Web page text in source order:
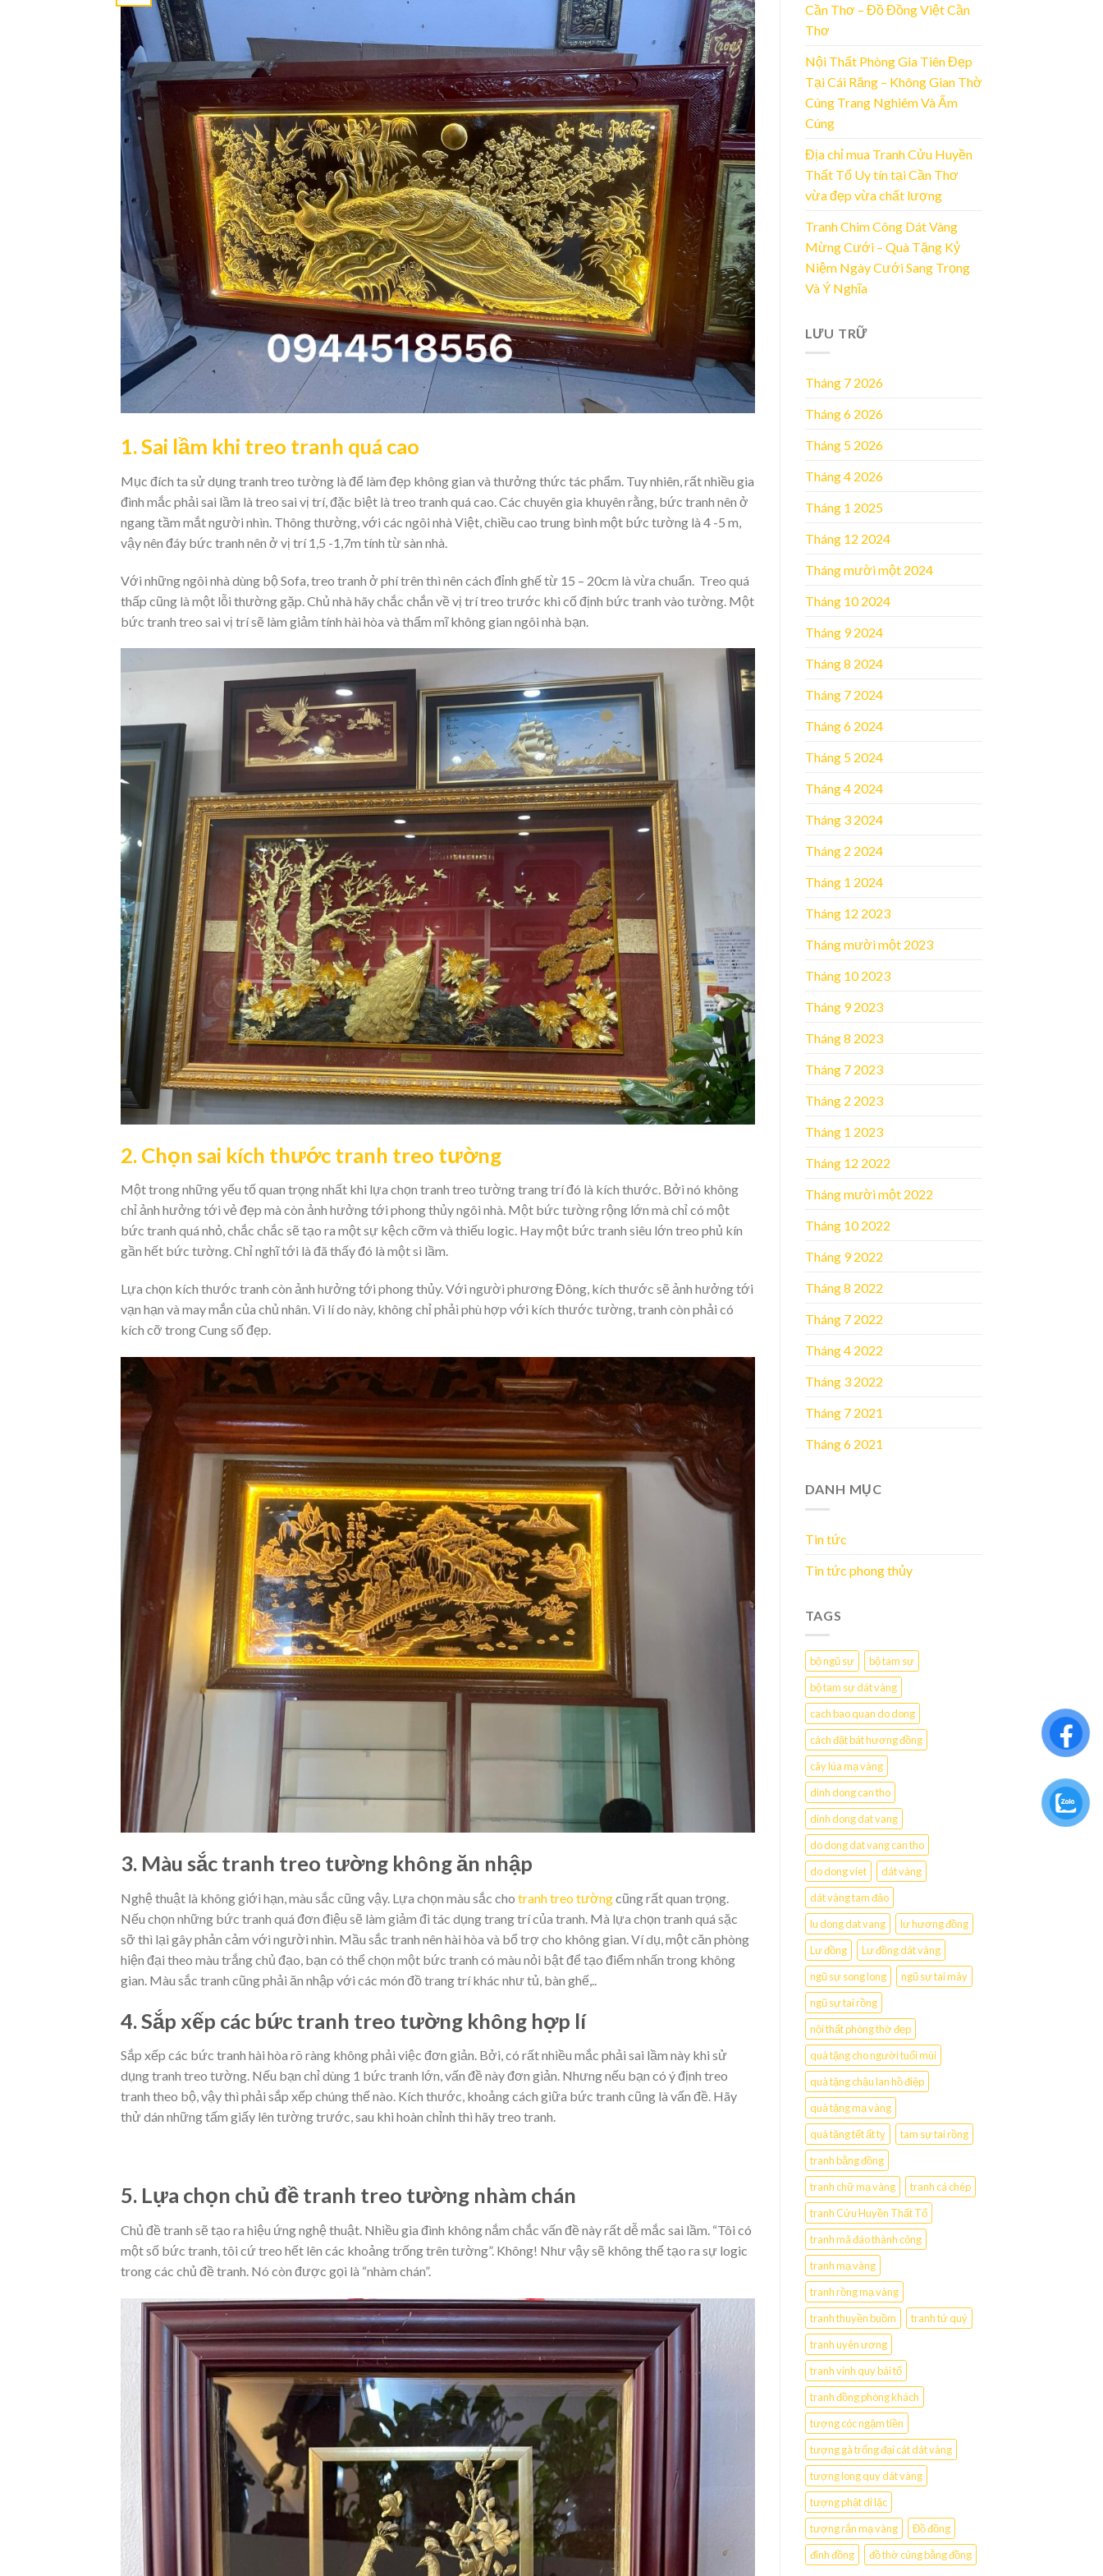
1. Sai lầm khi treo tranh quá cao
Mục đích ta sử dụng tranh treo tường là để làm đẹp không gian và thưởng thức tác phẩm. Tuy nhiên, rất nhiều gia
đình mắc phải sai lầm là treo sai vị trí, đặc biệt là treo tranh quá cao. Các chuyên gia khuyên rằng, bức tranh nên ở
ngang tầm mắt người nhìn. Thông thường, với các ngôi nhà Việt, chiều cao trung bình một bức tường là 4 -5 m,
vậy nên đáy bức tranh nên ở vị trí 1,5 -1,7m tính từ sàn nhà.
Với những ngôi nhà dùng bộ Sofa, treo tranh ở phí trên thì nên cách đỉnh ghế từ 15 – 20cm là vừa chuẩn. Treo quá
thấp cũng là một lỗi thường gặp. Chủ nhà hãy chắc chắn về vị trí treo trước khi cố định bức tranh vào tường. Một
bức tranh treo sai vị trí sẽ làm giảm tính hài hòa và thẩm mĩ không gian ngôi nhà bạn.
2. Chọn sai kích thước tranh treo tường
Một trong những yếu tố quan trọng nhất khi lựa chọn tranh treo tường trang trí đó là kích thước. Bởi nó không
chỉ ảnh hưởng tới vẻ đẹp mà còn ảnh hưởng tới phong thủy ngôi nhà. Một bức tường rộng lớn mà chỉ có một
bức tranh quá nhỏ, chắc chắc sẽ tạo ra một sự kệch cỡm và thiếu logic. Hay một bức tranh siêu lớn treo phủ kín
gần hết bức tường. Chỉ nghĩ tới là đã thấy đó là một si lầm.
Lựa chọn kích thước tranh còn ảnh hưởng tới phong thủy. Với người phương Đông, kích thước sẽ ảnh hưởng tới
vạn hạn và may mắn của chủ nhân. Vì lí do này, không chỉ phải phù hợp với kích thước tường, tranh còn phải có
kích cỡ trong Cung số đẹp.
3. Màu sắc tranh treo tường không ăn nhập
Nghệ thuật là không giới hạn, màu sắc cũng vậy. Lựa chọn màu sắc cho tranh treo tườngcũng rất quan trọng.
Nếu chọn những bức tranh quá đơn điệu sẽ làm giảm đi tác dụng trang trí của tranh. Mà lựa chọn tranh quá sặc
sỡ thì lại gây phản cảm với người nhìn. Mầu sắc tranh nên hài hòa và bổ trợ cho không gian. Ví dụ, một căn phòng
hiện đại theo màu trắng chủ đạo, bạn có thể chọn một bức tranh có màu nỏi bật để tạo điểm nhấn trong không
gian. Màu sắc tranh cũng phải ăn nhập với các món đồ trang trí khác như tủ, bàn ghế,..
4. Sắp xếp các bức tranh treo tường không hợp lí
Sắp xếp các bức tranh hài hòa rõ ràng không phải việc đơn giản. Bởi, có rất nhiều mắc phải sai lầm này khi sử
dụng tranh treo tường. Nếu bạn chỉ dùng 1 bức tranh lớn, vấn đề này đơn giản. Nhưng nếu bạn có ý định treo
tranh theo bộ, vậy thì phải sắp xếp chúng thế nào. Kích thước, khoảng cách giữa bức tranh cũng là vấn đề. Hãy
thử dán những tấm giấy lên tường trước, sau khi hoàn chỉnh thì hãy treo tranh.
5. Lựa chọn chủ đề tranh treo tường nhàm chán
Chủ đề tranh sẽ tạo ra hiệu ứng nghệ thuật. Nhiều gia đình không nắm chắc vấn đề này rất dễ mắc sai lầm. “Tôi có
một số bức tranh, tôi cứ treo hết lên các khoảng trống trên tường”. Không! Như vậy sẽ không thể tạo ra sự logic
trong các chủ đề tranh. Nó còn được gọi là “nhàm chán”.
Cần Thơ – Đồ Đồng Việt Cần
Thơ
Nội Thất Phòng Gia Tiên Đẹp
Tại Cái Răng – Không Gian Thờ
Cúng Trang Nghiêm Và Ấm
Cúng
Địa chỉ mua Tranh Cửu Huyền
Thất Tổ Uy tín tại Cần Thơ
vừa đẹp vừa chất lượng
Tranh Chim Công Dát Vàng
Mừng Cưới – Quà Tặng Kỷ
Niệm Ngày Cưới Sang Trọng
Và Ý Nghĩa
LƯU TRỮ
Tháng 7 2026
Tháng 6 2026
Tháng 5 2026
Tháng 4 2026
Tháng 1 2025
Tháng 12 2024
Tháng mười một 2024
Tháng 10 2024
Tháng 9 2024
Tháng 8 2024
Tháng 7 2024
Tháng 6 2024
Tháng 5 2024
Tháng 4 2024
Tháng 3 2024
Tháng 2 2024
Tháng 1 2024
Tháng 12 2023
Tháng mười một 2023
Tháng 10 2023
Tháng 9 2023
Tháng 8 2023
Tháng 7 2023
Tháng 2 2023
Tháng 1 2023
Tháng 12 2022
Tháng mười một 2022
Tháng 10 2022
Tháng 9 2022
Tháng 8 2022
Tháng 7 2022
Tháng 4 2022
Tháng 3 2022
Tháng 7 2021
Tháng 6 2021
DANH MỤC
Tin tức
Tin tức phong thủy
TAGS
bộ ngũ sự
bộ tam sự
bộ tam sự dát vàng
cach bao quan do dong
cách đặt bát hương đồng
cây lúa mạ vàng
dinh dong can tho
dinh dong dat vang
do dong dat vang can tho
do dong viet
dát vàng
dát vàng tam đảo
lu dong dat vang
lư hương đồng
Lư đồng
Lư đồng dát vàng
ngũ sự song long
ngũ sự tai mây
ngũ sự tai rồng
nội thất phòng thờ đẹp
quà tặng cho người tuổi mùi
quà tặng chậu lan hồ điệp
quà tặng mạ vàng
quà tặng tết ất tỵ
tam sự tai rồng
tranh bằng đồng
tranh chữ mạ vàng
tranh cá chép
tranh Cửu Huyền Thất Tổ
tranh mã đáo thành công
tranh mạ vàng
tranh rồng mạ vàng
tranh thuyền buồm
tranh tứ quý
tranh uyên ương
tranh vinh quy bái tổ
tranh đồng phòng khách
tượng cóc ngậm tiền
tượng gà trống đại cát dát vàng
tượng long quy dát vàng
tượng phật di lặc
tượng rắn mạ vàng
Đồ đồng
đỉnh đồng
đồ thờ cúng bằng đồng